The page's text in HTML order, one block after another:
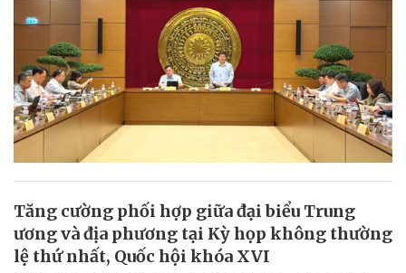
Tăng cường phối hợp giữa đại biểu Trung
ương và địa phương tại Kỳ họp không thường
lệ thứ nhất, Quốc hội khóa XVI